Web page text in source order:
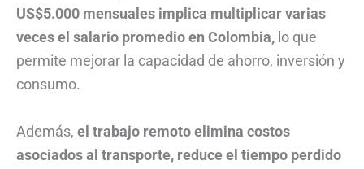
US$5.000 mensuales implica multiplicar varias
veces el salario promedio en Colombia, lo que
permite mejorar la capacidad de ahorro, inversión y
consumo.
Además, el trabajo remoto elimina costos
asociados al transporte, reduce el tiempo perdido